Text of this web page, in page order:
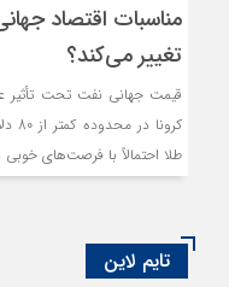
مناسبات اقتصاد
تغییر می‌کند؟
قیمت جهانی نفت تحت تأثیر
طلا احتمالاً با فرصت‌های
تایم لاین